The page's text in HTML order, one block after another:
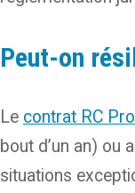
Peut-on
Le contrat RC
bout d’un an) ou
situations